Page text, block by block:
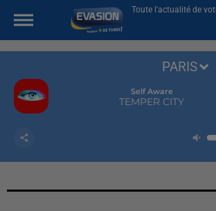
Toute l'actualité de
Self Aware
TEMPER CITY
PARIS